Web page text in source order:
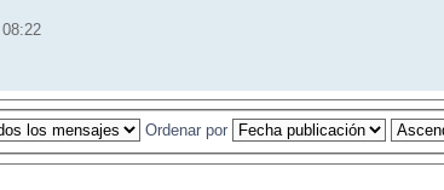
Ordenar por